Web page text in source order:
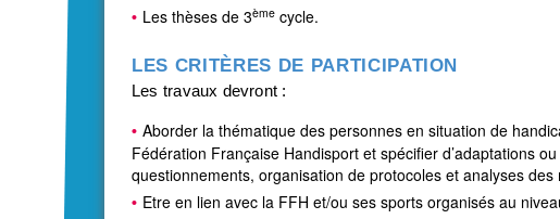
Les thèses de 3ème cycle.
LES CRITÈRES DE PARTICIPATION
Les travaux devront :
Aborder la thématique des personnes en situation de
Fédération Française Handisport et spécifier d’adaptations
questionnements, organisation de protocoles et analyses des
Etre en lien avec la FFH et/ou ses sports organisés au